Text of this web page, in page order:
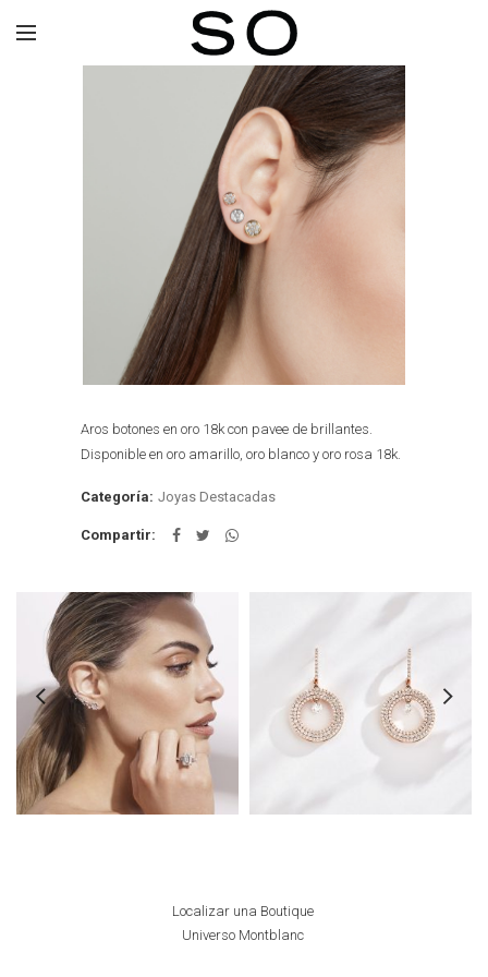
Aros botones en oro 18k con pavee de brillantes.
Disponible en oro amarillo, oro blanco y oro rosa 18k.
Categoría: Joyas Destacadas
Compartir
Localizar una Boutique
Universo Montblanc